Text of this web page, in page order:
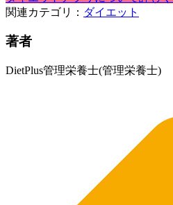
関連カテゴリ： ダイエット
著者
DietPlus管理栄養士(管理栄養士)